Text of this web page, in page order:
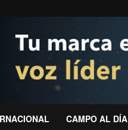
CAMPO AL DÍA